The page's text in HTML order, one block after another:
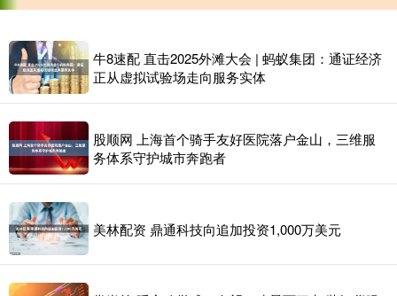
牛8速配 直击2025外滩大会 | 蚂蚁集团：通证经济
正从虚拟试验场走向服务实体
股顺网 上海首个骑手友好医院落户金山，三维服
务体系守护城市奔跑者
美林配资 鼎通科技向追加投资1,000万美元